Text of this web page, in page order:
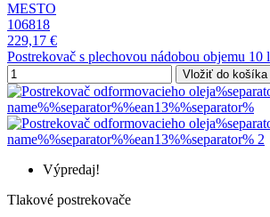
MESTO
106818
229,17 €
Postrekovač s plechovou nádobou objemu 10 l
Vložiť do košíka
Výpredaj!
Tlakové postrekovače